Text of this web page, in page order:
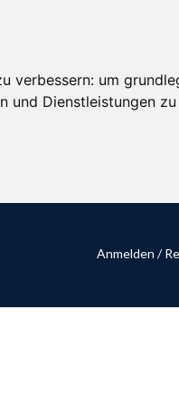
verbessern: um
und Dienstleistungen
Anmelden /